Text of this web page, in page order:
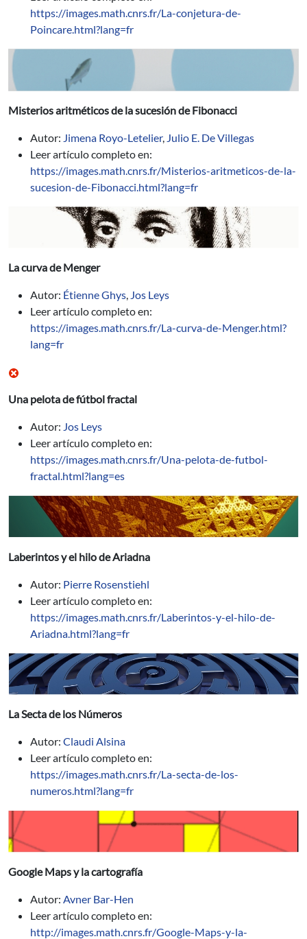
https://images.math.cnrs.fr/La-conjetura-de-
Poincare.html?lang=fr
Misterios aritméticos de la sucesión de Fibonacci
Autor: Jimena Royo-Letelier, Julio E. De Villegas
Leer artículo completo en:
https://images.math.cnrs.fr/Misterios-aritmeticos-de-la-
sucesion-de-Fibonacci.html?lang=fr
La curva de Menger
Autor: Étienne Ghys Jos Leys
Leer artículo completo en:
https://images.math.cnrs.fr/La-curva-de-Menger.html?
lang=fr
Una pelota de fútbol fractal
Autor: Jos Leys
Leer artículo completo en:
https://images.math.cnrs.fr/Una-pelota-de-futbol-
fractal.html?lang=es
Laberintos y el hilo de Ariadna
Autor: Pierre Rosenstiehl
Leer artículo completo en:
https://images.math.cnrs.fr/Laberintos-y-el-hilo-de-
Ariadna.html?lang=fr
La Secta de los Números
Autor: Claudi Alsina
Leer artículo completo en:
https://images.math.cnrs.fr/La-secta-de-los-
numeros.html?lang=fr
Google Maps y la cartografía
Autor: Avner Bar-Hen
Leer artículo completo en:
http://images.math.cnrs.fr/Google-Maps-y-la-